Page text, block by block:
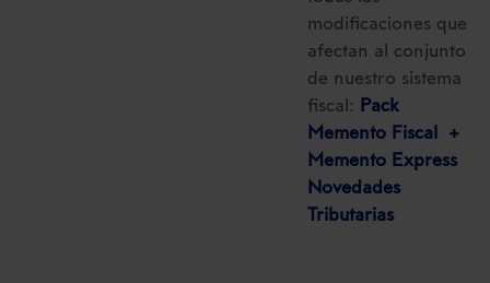
modificaciones que
afectan al conjunto
de nuestro sistema
fiscal: Pack
Memento Fiscal +
Memento Express
Novedades
Tributarias